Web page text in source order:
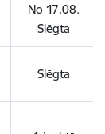
No 17.08.
Slēgta
Slēgta